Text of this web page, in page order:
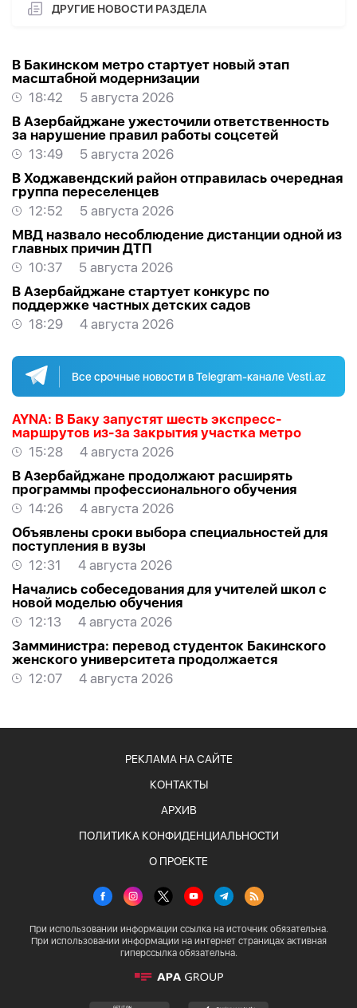
ДРУГИЕ НОВОСТИ РАЗДЕЛА
В Бакинском метро стартует новый этап
масштабной модернизации
18:42
5 августа 2026
В Азербайджане ужесточили ответственность
за нарушение правил работы соцсетей
13:49
5 августа 2026
В Ходжавендский район отправилась очередная
группа переселенцев
12:52
5 августа 2026
МВД назвало несоблюдение дистанции одной из
главных причин ДТП
10:37
5 августа 2026
В Азербайджане стартует конкурс по
поддержке частных детских садов
18:29
4 августа 2026
Все срочные новости в Telegram-канале Vesti.az
AYNA: В Баку запустят шесть экспресс-
маршрутов из-за закрытия участка метро
15:28
4 августа 2026
В Азербайджане продолжают расширять
программы профессионального обучения
14:26
4 августа 2026
Объявлены сроки выбора специальностей для
поступления в вузы
12:31
4 августа 2026
Начались собеседования для учителей школ с
новой моделью обучения
12:13
4 августа 2026
Замминистра: перевод студенток Бакинского
женского университета продолжается
12:07
4 августа 2026
РЕКЛАМА НА САЙТЕ
КОНТАКТЫ
АРХИВ
ПОЛИТИКА КОНФИДЕНЦИАЛЬНОСТИ
О ПРОЕКТЕ
При использовании информации ссылка на источник обязательна.
При использовании информации на интернет страницах активная
гиперссылка обязательна.